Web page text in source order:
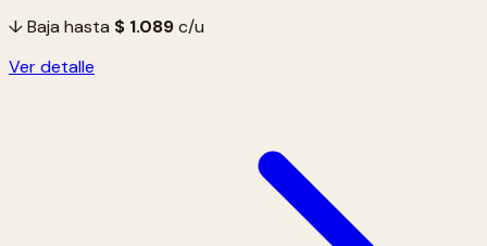
↓ Baja hasta $ 1.089c/u
Ver detalle